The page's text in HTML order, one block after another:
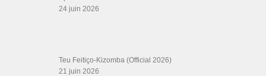
24 juin 2026
Teu Feitiço-Kizomba (Official 2026)
21 juin 2026